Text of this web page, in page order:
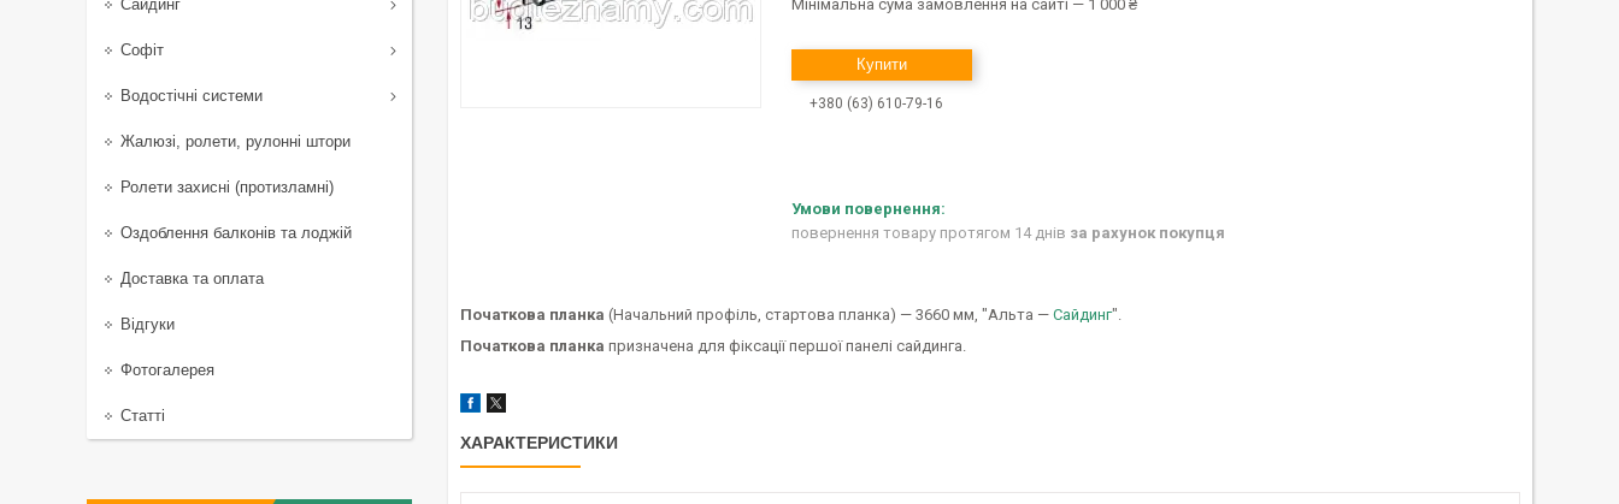
Мінімальна сума замовлення на сайті — 1 000 ₴
Купити
+380 (63) 610-79-16
повернення товару протягом 14 днів за рахунок покупця
Початкова планка (Начальний профіль, стартова планка) — 3660 мм, "Альта — Сайдинг".
Початкова планка призначена для фіксації першої панелі сайдинга.
ХАРАКТЕРИСТИКИ
Сайдинг
Софіт
Водостічні системи
Жалюзі, ролети, рулонні штори
Ролети захисні (протизламні)
Оздоблення балконів та лоджій
Доставка та оплата
Відгуки
Фотогалерея
Статті